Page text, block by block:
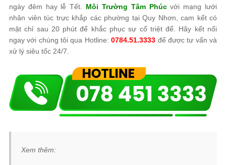
ngày đêm hay lễ Tết. Môi Trường Tâm Phúcvới mạng lưới
nhân viên túc trực khắp các phường tại Quy Nhơn, cam kết có
mặt chỉ sau 20 phút để khắc phục sự cố triệt để. Hãy kết nối
ngay với chúng tôi qua Hotline:0784.51.3333 để được tư vấn và
xử lý siêu tốc 24/7.
Xem thêm: